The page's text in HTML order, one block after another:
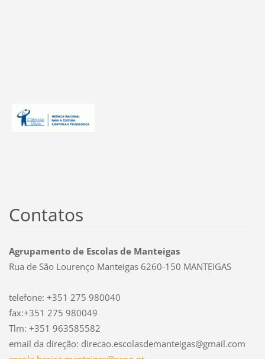
Contatos
Agrupamento de Escolas de Manteigas
Rua de São Lourenço Manteigas 6260-150 MANTEIGAS
telefone: +351 275 980040
fax:+351 275 980049
Tlm: +351 963585582
email da direção: direcao.escolasdemanteigas@gmail.com